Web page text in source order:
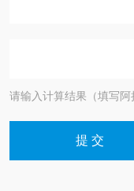
请输入计算结果（填写